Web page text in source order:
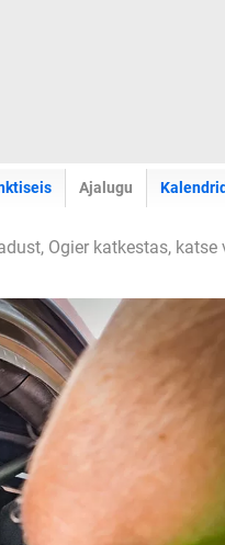
Ajalugu Kalendrid
Ogier katkestas, katse